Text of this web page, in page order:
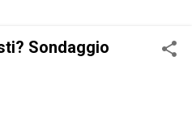
Sondaggio